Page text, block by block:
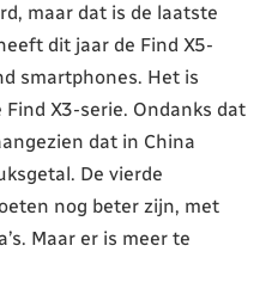
maar dat is de laatste
dit jaar de Find X5-
smartphones. Het is
X3-serie. Ondanks dat
dat in China
De vierde
nog beter zijn, met
Maar er is meer te